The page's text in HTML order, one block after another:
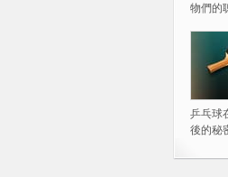
物們的
乒乓球
後的秘